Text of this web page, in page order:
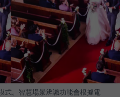
式。智慧場景辨識功能會根據電